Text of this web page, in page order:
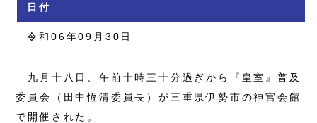
日付
令和06年09月30日
九月十八日、午前十時三十分過ぎから『皇室』普及
委員会（田中恆清委員長）が三重県伊勢市の神宮会館
で開催された。